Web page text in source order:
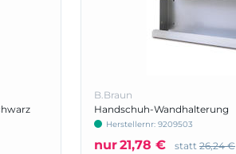
B.Braun
Handschuh-Wandhalterung
Herstellernr: 9209503
nur21,78 € statt 26,24 €